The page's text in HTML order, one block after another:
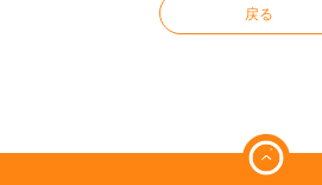
戻る